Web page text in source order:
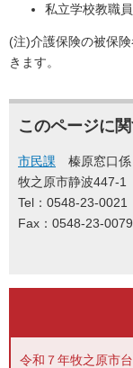
私立学校教職
(注)介護保険の被保
きます。
このページに
市民課
榛原窓口係
牧之原市静波447-1
Tel：0548-23-0021
Fax：0548-23-0079
令和７年牧之原市